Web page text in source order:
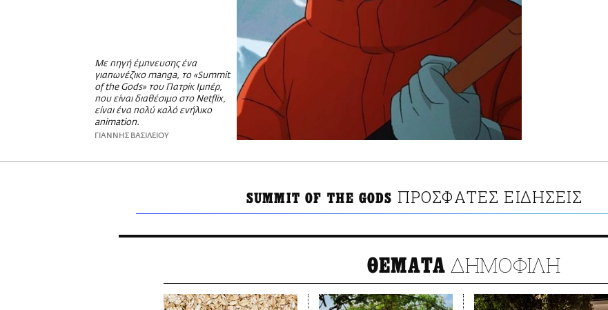
Με πηγή έμπνευσης ένα
γιαπωνέζικο manga, το «Summit
of the Gods» του Πατρίκ Ιμπέρ,
που είναι διαθέσιμο στο Netflix,
είναι ένα πολύ καλό ενήλικο
animation.
ΓΙΑΝΝΗΣ ΒΑΣΙΛΕΙΟΥ
SUMMIT OF THE GODS ΠΡΟΣΦΑΤΕΣ ΕΙΔΗΣΕΙΣ
ΘΕΜΑΤΑ ΔΗΜΟΦΙΛΗ